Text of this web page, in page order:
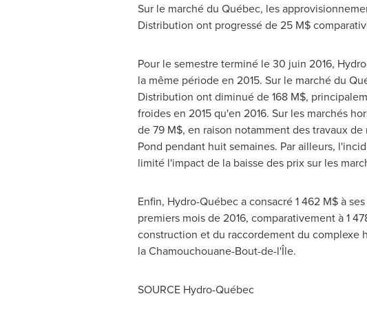
Sur le marché du Québec, les
Distribution ont progressé de 25 M$
Pour le semestre terminé le 30 juin 2016,
la même période en 2015. Sur le marché du
Distribution ont diminué de 168 M$,
froides en 2015 qu'en 2016. Sur les marchés
de 79 M$, en raison notamment des travaux
Pond pendant huit semaines. Par ailleurs,
limité l'impact de la baisse des prix sur les
Enfin, Hydro-Québec a consacré 1 462 M$ à
premiers mois de 2016, comparativement à 1
construction et du raccordement du complexe
la Chamouchouane-Bout-de-l'Île.
SOURCE Hydro-Québec